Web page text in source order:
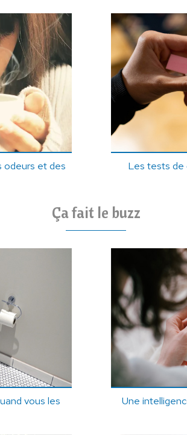
odeurs et des
Les tests de
Ça fait le buzz
vous les
Une